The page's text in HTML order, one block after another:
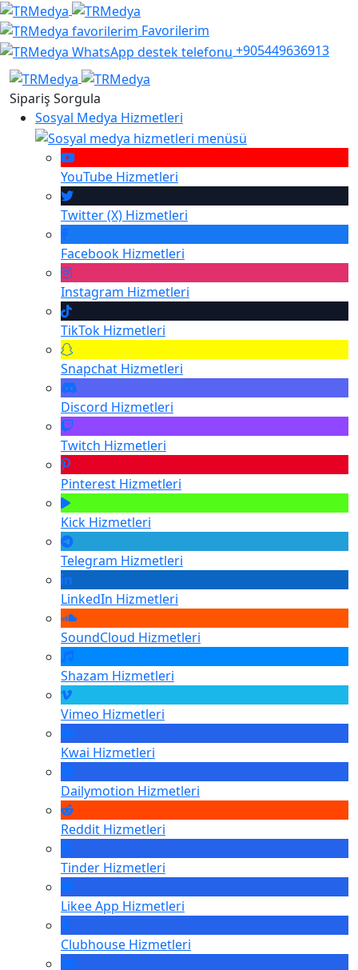
Favorilerim
+905449636913
Sipariş Sorgula
Sosyal Medya Hizmetleri
YouTube Hizmetleri
Twitter (X) Hizmetleri
Facebook Hizmetleri
Instagram Hizmetleri
TikTok Hizmetleri
Snapchat Hizmetleri
Discord Hizmetleri
Twitch Hizmetleri
Pinterest Hizmetleri
Kick Hizmetleri
Telegram Hizmetleri
LinkedIn Hizmetleri
SoundCloud Hizmetleri
Shazam Hizmetleri
Vimeo Hizmetleri
Kwai Hizmetleri
Dailymotion Hizmetleri
Reddit Hizmetleri
Tinder Hizmetleri
Likee App Hizmetleri
Clubhouse Hizmetleri